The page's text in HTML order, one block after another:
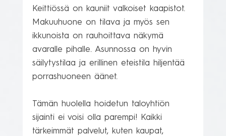
Keittiössä on kauniit valkoiset kaapistot.
Makuuhuone on tilava ja myös sen
ikkunoista on rauhoittava näkymä
avaralle pihalle. Asunnossa on hyvin
säilytystilaa ja erillinen eteistila hiljentää
porrashuoneen äänet.
Tämän huolella hoidetun taloyhtiön
sijainti ei voisi olla parempi! Kaikki
tärkeimmät palvelut, kuten kaupat,